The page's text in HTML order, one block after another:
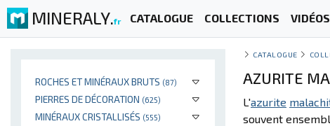
MINERALY.fr CATALOGUE COLLECTIONS VIDÉOS
ROCHES ET MINÉRAUX BRUTS (87)
PIERRES DE DÉCORATION (625)
MINÉRAUX CRISTALLISÉS (555)
CATALOGUE
AZURITE
L'azurite
souvent